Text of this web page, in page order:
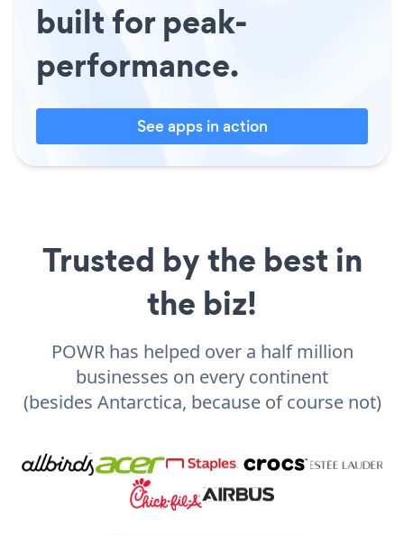
built for peak-
performance.
See apps in action
Trusted by the best in
the biz!
POWR has helped over a half million
businesses on every continent
(besides Antarctica, because of course not)